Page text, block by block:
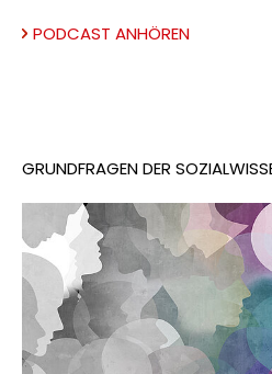
PODCAST ANHÖREN
GRUNDFRAGEN DER